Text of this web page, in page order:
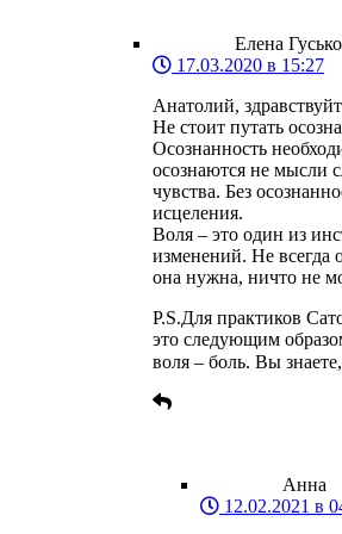
Елена
17.03.2020 в 15:27
Анатолий,
Не стоит путать
Осознанность
осознаются не мысли
чувства. Без
исцеления.
Воля – это один из
изменений. Не всегда
она нужна, ничто не
P.S.Для практиков
это следующим
воля – боль. Вы
Анна
12.02.2021 в